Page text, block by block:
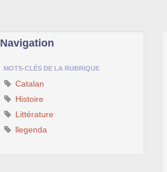
Navigation
MOTS-CLÉS DE LA RUBRIQUE
Catalan
Histoire
Littérature
llegenda